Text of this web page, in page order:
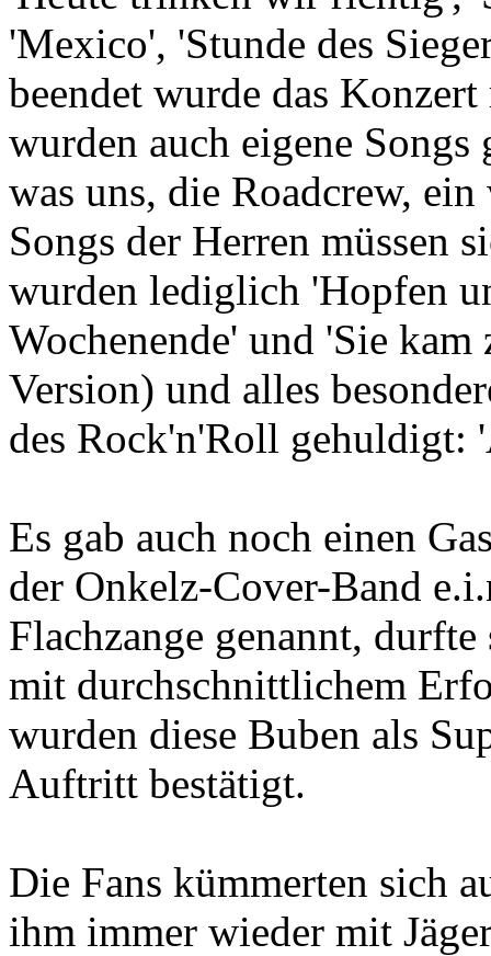
'Mexico', 'Stunde des
beendet wurde das
wurden auch eigene
was uns, die Roadcrew,
Songs der Herren müssen
wurden lediglich 'Hopfen
Wochenende' und 'Sie
Version) und alles
des Rock'n'Roll gehuldigt:
Es gab auch noch einen
der Onkelz-Cover-Band
Flachzange genannt,
mit durchschnittlichem
wurden diese Buben als
Auftritt bestätigt.
Die Fans kümmerten sich
ihm immer wieder mit